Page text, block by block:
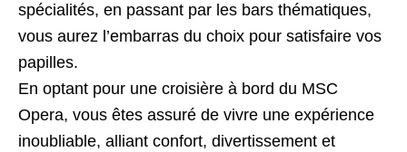
spécialités, en passant par les bars thématiques,
vous aurez l’embarras du choix pour satisfaire vos
papilles.
En optant pour une croisière à bord du MSC
Opera, vous êtes assuré de vivre une expérience
inoubliable, alliant confort, divertissement et